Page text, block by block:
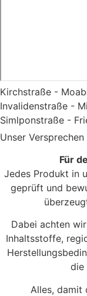
Kirchstraße -
Invalidenstraße -
Simlponstraße -
Unser Versprechen
Für
Jedes Produkt in
geprüft und
Dabei achten
Inhaltsstoffe,
die
Alles, damit